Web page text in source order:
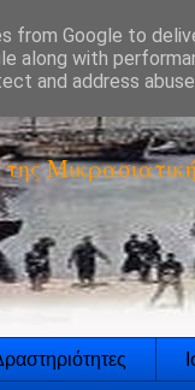
from Google to
along with
and address